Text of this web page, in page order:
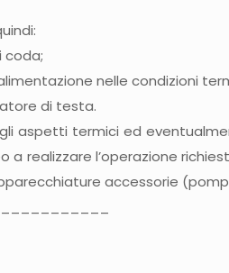
coda;
nelle condizioni
di testa.
aspetti termici ed
a realizzare l’operazione
accessorie